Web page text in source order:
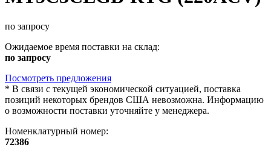
по запросу
Ожидаемое время поставки на склад:
по запросу
Посмотреть предложения
* В связи с текущей экономической ситуацией, поставка
позиций некоторых брендов США невозможна. Информацию
о возможности поставки уточняйте у менеджера.
Номенклатурный номер:
72386